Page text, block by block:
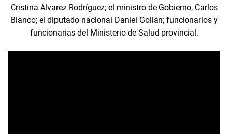
Cristina Álvarez Rodríguez; el ministro de Gobierno, Carlos
Bianco; el diputado nacional Daniel Gollán; funcionarios y
funcionarias del Ministerio de Salud provincial.